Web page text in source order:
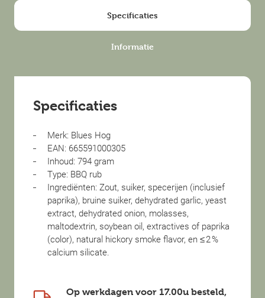
Specificaties
Informatie
Specificaties
Merk: Blues Hog
EAN: 665591000305
Inhoud: 794 gram
Type: BBQ rub
Ingrediënten: Zout, suiker, specerijen (inclusief
paprika), bruine suiker, dehydrated garlic, yeast
extract, dehydrated onion, molasses,
maltodextrin, soybean oil, extractives of paprika
(color), natural hickory smoke flavor, en ≤ 2 %
calcium silicate.
Op werkdagen voor 17.00u besteld,